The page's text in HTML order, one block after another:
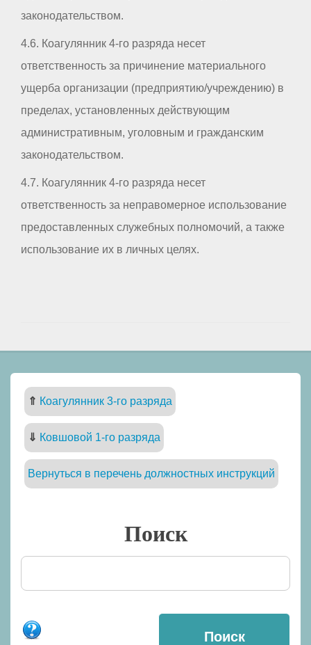
законодательством.
4.6. Коагулянник 4-го разряда несет
ответственность за причинение материального
ущерба организации (предприятию/учреждению) в
пределах, установленных действующим
административным, уголовным и гражданским
законодательством.
4.7. Коагулянник 4-го разряда несет
ответственность за неправомерное использование
предоставленных служебных полномочий, а также
использование их в личных целях.
⇑ Коагулянник 3-го разряда
⇓ Ковшовой 1-го разряда
Вернуться в перечень должностных инструкций
Поиск